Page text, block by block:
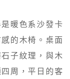
暖色系沙發卡
的木椅。桌面
子紋理，與木
周，平日的客